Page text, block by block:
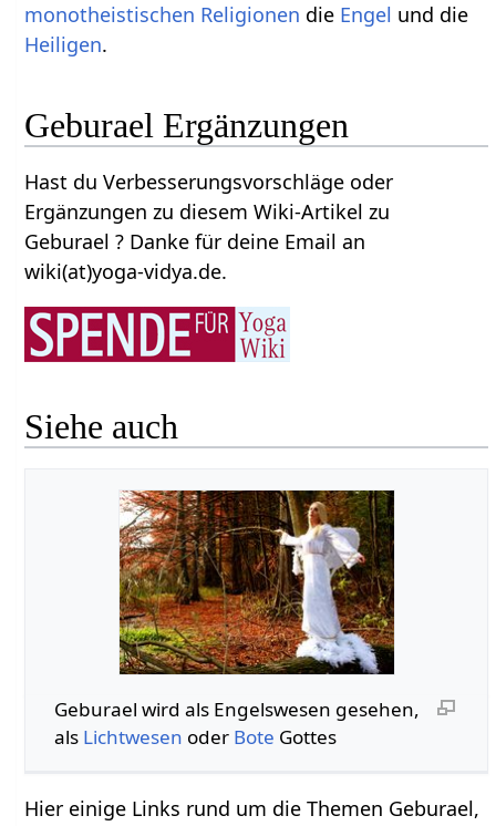
monotheistischen Religionen die Engel und die
Heiligen.
Geburael Ergänzungen
Hast du Verbesserungsvorschläge oder
Ergänzungen zu diesem Wiki-Artikel zu
Geburael ? Danke für deine Email an
wiki(at)yoga-vidya.de.
Siehe auch
Geburael wird als Engelswesen gesehen,
als Lichtwesen oder Bote Gottes
Hier einige Links rund um die Themen Geburael,